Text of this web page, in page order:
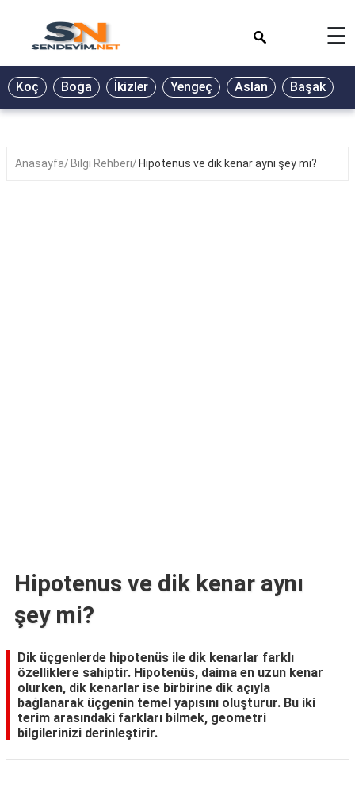
BİYOGRAFİ
GALERİ
☰
Koç Boğa İkizler Yengeç Aslan Başak
Anasayfa Bilgi Rehberi Hipotenus ve dik kenar aynı şey mi?
Hipotenus ve dik kenar aynı
şey mi?
Dik üçgenlerde hipotenüs ile dik kenarlar farklı
özelliklere sahiptir. Hipotenüs, daima en uzun kenar
olurken, dik kenarlar ise birbirine dik açıyla
bağlanarak üçgenin temel yapısını oluşturur. Bu iki
terim arasındaki farkları bilmek, geometri
bilgilerinizi derinleştirir.